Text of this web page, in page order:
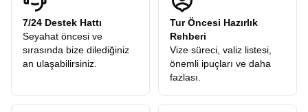
geçer. Bu 7 gün, size 7 yıl anlatacağınız anılar biriktirme garantisi
verir. Kahire’nin gece hayatından Asvan’ın dinginliğine kadar
geniş bir yelpaze bu bir haftaya sığdırılmıştır.
İstanbul Çıkışlı Kahire-Luksor-Hurgada Turu
Seyahatin başlangıç noktası da en az varış noktası kadar
önemlidir. Ulaşım kolaylığı ve konforu, turun genel memnuniyetini
etkiler. Bu nedenleİstanbul çıkışlı Kahire-Luksor-Hurgada
7/24 Destek Hattı
Seyahat öncesi ve
sırasında bize dilediğiniz
an ulaşabilirsiniz.
Tur Öncesi Hazırlık
Rehberi
Vize süreci, valiz listesi,
önemli ipuçları ve daha
fazlası.